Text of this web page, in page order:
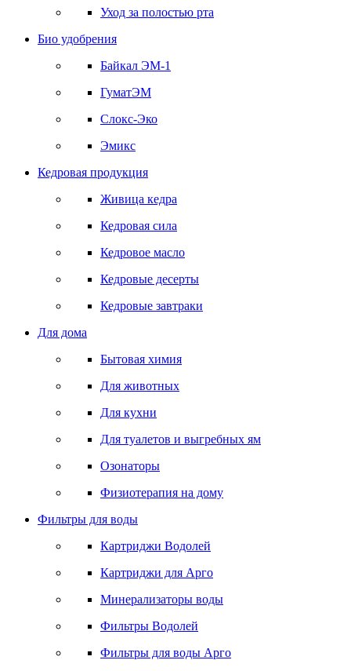
Уход за полостью рта
Био удобрения
Байкал ЭМ-1
ГуматЭМ
Слокс-Эко
Эмикс
Кедровая продукция
Живица кедра
Кедровая сила
Кедровое масло
Кедровые десерты
Кедровые завтраки
Для дома
Бытовая химия
Для животных
Для кухни
Для туалетов и выгребных ям
Озонаторы
Физиотерапия на дому
Фильтры для воды
Картриджи Водолей
Картриджи для Арго
Минерализаторы воды
Фильтры Водолей
Фильтры для воды Арго